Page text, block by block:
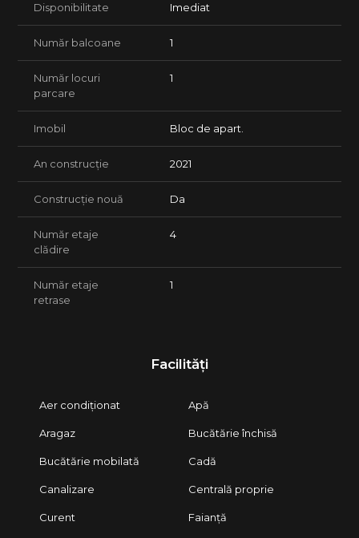
Disponibilitate Imediat
Număr balcoane 1
Număr locuri
parcare
1
Imobil Bloc de apart.
An construcție 2021
Construcție nouă Da
Număr etaje
clădire
4
Număr etaje
retrase
1
Facilități
Aer condiționat Apă
Aragaz Bucătărie închisă
Bucătărie mobilată Cadă
Canalizare Centrală proprie
Curent Faianță